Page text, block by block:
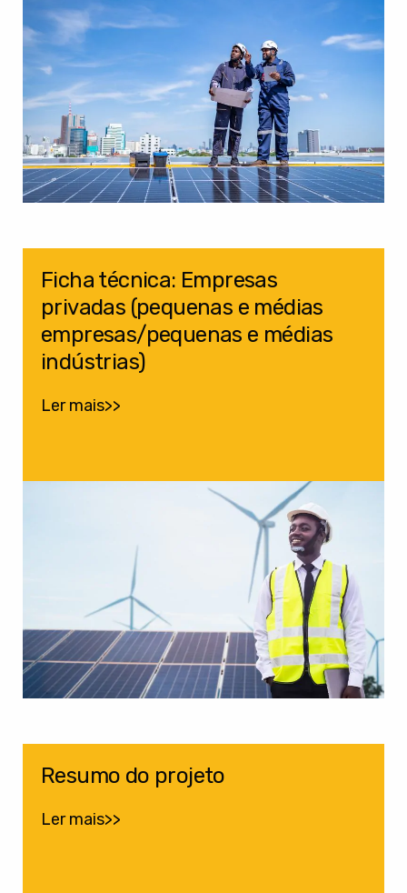
Ficha técnica: Empresas
privadas (pequenas e médias
empresas/pequenas e médias
indústrias)
Ler mais>>
Resumo do projeto
Ler mais>>